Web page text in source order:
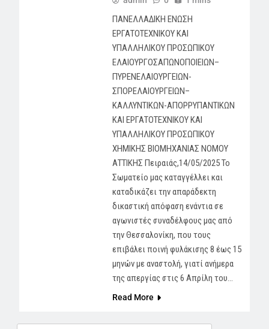
ΠΑΝΕΛΛΑΔΙΚΗ ΕΝΩΣΗ
ΕΡΓΑΤΟΤΕΧΝΙΚΟΥ ΚΑΙ
ΥΠΑΛΛΗΛΙΚΟΥ ΠΡΟΣΩΠΙΚΟΥ
ΕΛΑΙΟΥΡΓΟΣΑΠΩΝΟΠΟΙΕΙΩΝ–
ΠΥΡΕΝΕΛΑΙΟΥΡΓΕΙΩΝ-
ΣΠΟΡΕΛΑΙΟΥΡΓΕΙΩΝ–
ΚΑΛΛΥΝΤΙΚΩΝ-ΑΠΟΡΡΥΠΑΝΤΙΚΩΝ
ΚΑΙ ΕΡΓΑΤΟΤΕΧΝΙΚΟΥ ΚΑΙ
ΥΠΑΛΛΗΛΙΚΟΥ ΠΡΟΣΩΠΙΚΟΥ
ΧΗΜΙΚΗΣ ΒΙΟΜΗΧΑΝΙΑΣ ΝΟΜΟΥ
ΑΤΤΙΚΗΣ Πειραιάς,14/05/2025 Το
Σωματείο μας καταγγέλλει και
καταδικάζει την απαράδεκτη
δικαστική απόφαση ενάντια σε
αγωνιστές συναδέλφους μας από
την Θεσσαλονίκη, που τους
επιβάλει ποινή φυλάκισης 8 έως 15
μηνών με αναστολή, γιατί ανήμερα
της απεργίας στις 6 Απρίλη του…
Read More